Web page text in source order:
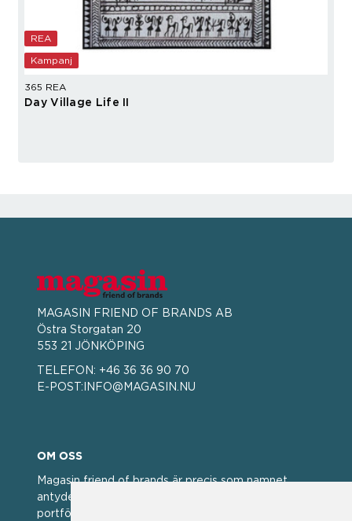
REA
Kampanj
365 REA
Day Village Life II
MAGASIN FRIEND OF BRANDS AB
Östra Storgatan 20
553 21 JÖNKÖPING
TELEFON: +46 36 36 90 70
E-POST: INFO@MAGASIN.NU
OM OSS
Magasin friend of brands är precis som namnet
antyder; en vän av varumärken. Vi har idag en stor
portfölj med välkända varumärken med hög